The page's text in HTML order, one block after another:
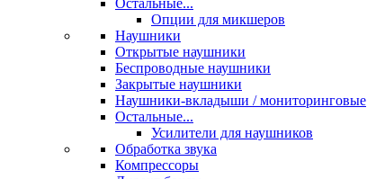
Остальные...
Опции для микшеров
Наушники
Открытые наушники
Беспроводные наушники
Закрытые наушники
Наушники-вкладыши / мониторинговые
Остальные...
Усилители для наушников
Обработка звука
Компрессоры